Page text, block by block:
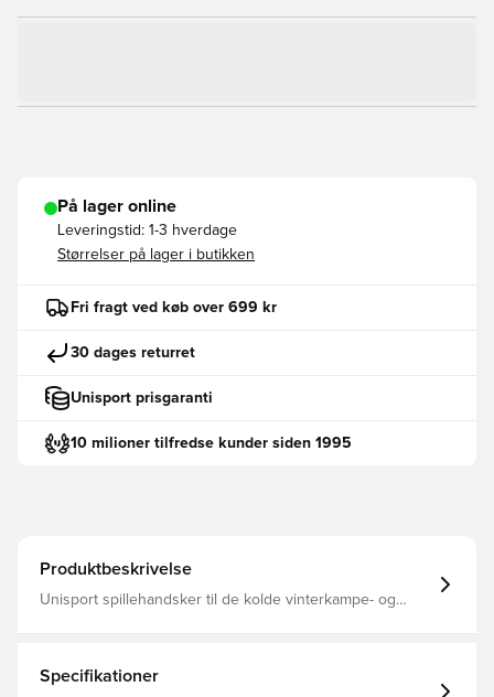
På lager online
Leveringstid: 1-3 hverdage
Størrelser på lager i butikken
Fri fragt ved køb over 699 kr
30 dages returret
Unisport prisgaranti
10 milioner tilfredse kunder siden 1995
Produktbeskrivelse
Unisport spillehandsker til de kolde vinterkampe- og
gør at du sikkert og effektivt kan ses i mørket Designet
med stilfuldt Unisport-logo på ydersiden Fremstillet i 85%
Specifikationer